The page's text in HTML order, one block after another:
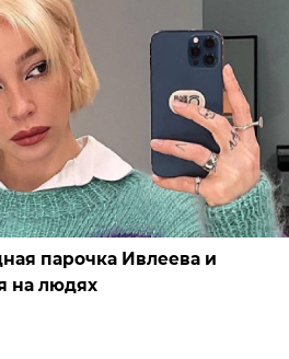
парочка Ивлеева и
на людях